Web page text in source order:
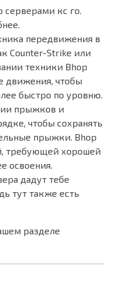
кс го.
передвижения в
Counter-Strike или
техники Bhop
движения, чтобы
быстро по уровню.
прыжков и
чтобы сохранять
прыжки. Bhop
требующей хорошей
освоения.
дадут тебе
тут также есть
разделе